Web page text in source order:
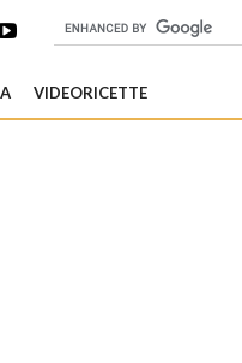
VIDEORICETTE